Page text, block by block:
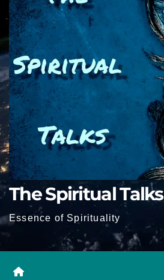
The Spiritual Talks
Essence of Spirituality